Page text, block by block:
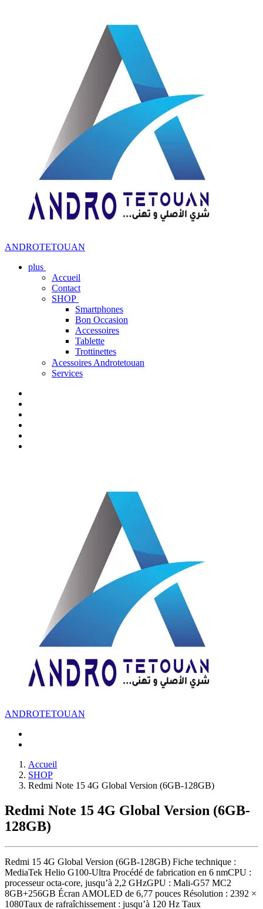
ANDROTETOUAN
plus
Accueil
Contact
SHOP
Smartphones
Bon Occasion
Accessoires
Tablette
Trottinettes
َAcessoires Androtetouan
Services
ANDROTETOUAN
Accueil
SHOP
Redmi Note 15 4G Global Version (6GB-128GB)
Redmi Note 15 4G Global Version (6GB-
128GB)
Redmi 15 4G Global Version (6GB-128GB) Fiche technique :
MediaTek Helio G100-Ultra Procédé de fabrication en 6 nmCPU :
processeur octa-core, jusqu’à 2,2 GHzGPU : Mali-G57 MC2
8GB+256GB Écran AMOLED de 6,77 pouces Résolution : 2392 ×
1080Taux de rafraîchissement : jusqu’à 120 Hz Taux